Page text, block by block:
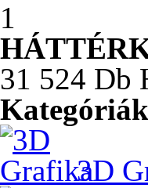
1
31 524 Db
Kategóriák
3D